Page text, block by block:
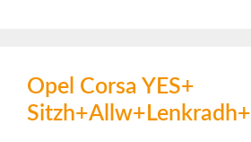
Opel Corsa YES+
Sitzh+Allw+Lenkradh+